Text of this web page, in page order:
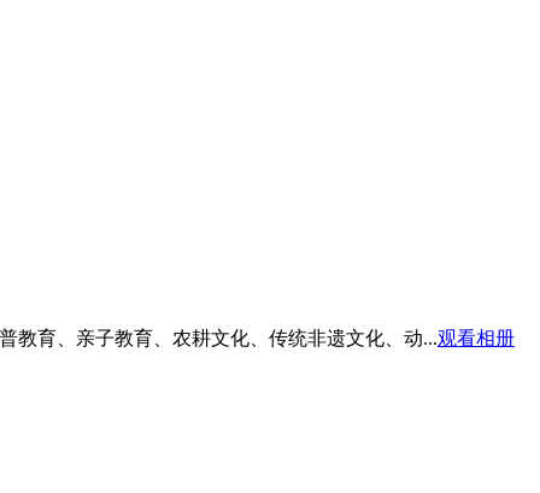
教育、亲子教育、农耕文化、传统非遗文化、动...观看相册